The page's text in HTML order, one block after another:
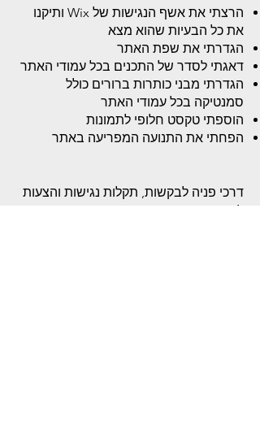
הרצתי את אשף הנגישות של Wix ותיקנו
את כל הבעיות שהוא מצא
הגדרתי את שפת האתר
דאגתי לסדר של התכנים בכל עמודי האתר
הגדרתי מבני כותרות ברורים כולל
סמנטיקה בכל עמודי האתר
הוספתי טקסט חלופי לתמונות
הפחתי את התנועה המפריעה באתר
דרכי פניה לבקשות, תקלות נגישות והצעות
לשיפור